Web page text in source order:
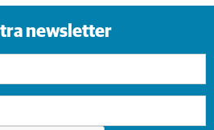
newsletter